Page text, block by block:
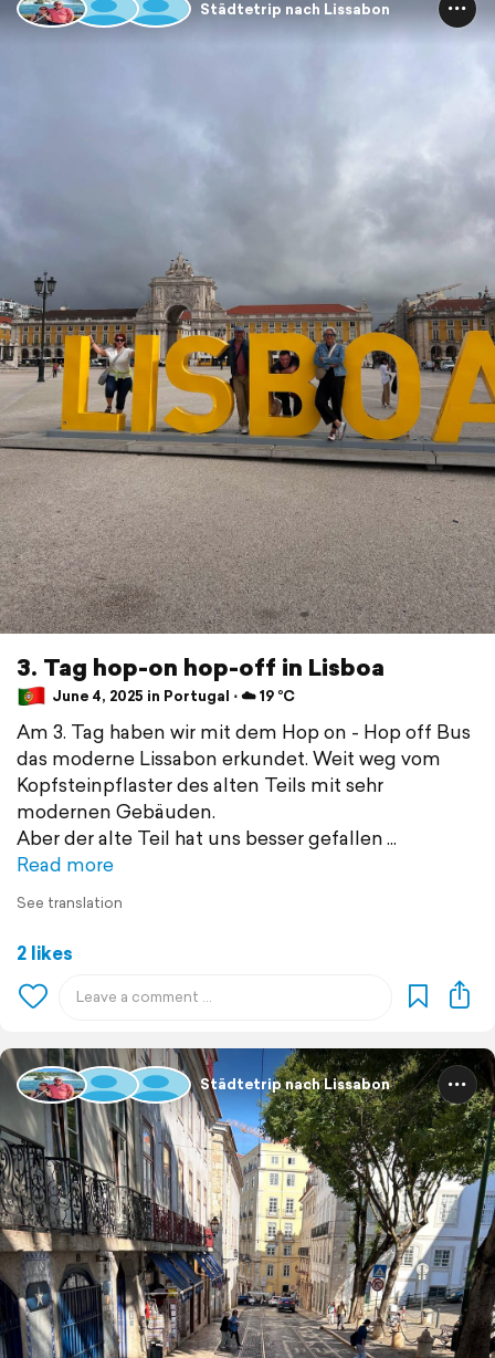
Städtetrip nach Lissabon
3. Tag hop-on hop-off in Lisboa
June 4, 2025 in Portugal ⋅ ☁️ 19 °C
Am 3. Tag haben wir mit dem Hop on - Hop off Bus
das moderne Lissabon erkundet. Weit weg vom
Kopfsteinpflaster des alten Teils mit sehr
modernen Gebäuden.
Aber der alte Teil hat uns besser gefallen
Read more
See translation
2 likes
Städtetrip nach Lissabon